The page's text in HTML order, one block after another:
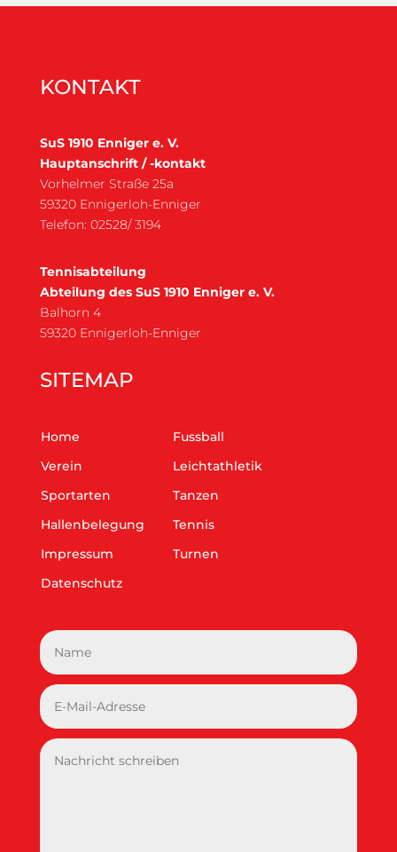
KONTAKT
SuS 1910 Enniger e. V.
Hauptanschrift / -kontakt
Vorhelmer Straße 25a
59320 Ennigerloh-Enniger
Telefon: 02528/ 3194
Tennisabteilung
Abteilung des SuS 1910 Enniger e. V.
Balhorn 4
59320 Ennigerloh-Enniger
SITEMAP
Home
Verein
Sportarten
Hallenbelegung
Impressum
Datenschutz
Fussball
Leichtathletik
Tanzen
Tennis
Turnen